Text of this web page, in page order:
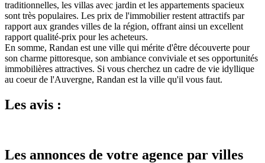
traditionnelles, les villas avec jardin et les appartements spacieux
sont très populaires. Les prix de l'immobilier restent attractifs par
rapport aux grandes villes de la région, offrant ainsi un excellent
rapport qualité-prix pour les acheteurs.
En somme, Randan est une ville qui mérite d'être découverte pour
son charme pittoresque, son ambiance conviviale et ses opportunités
immobilières attractives. Si vous cherchez un cadre de vie idyllique
au coeur de l'Auvergne, Randan est la ville qu'il vous faut.
Les avis :
Les annonces de votre agence par villes